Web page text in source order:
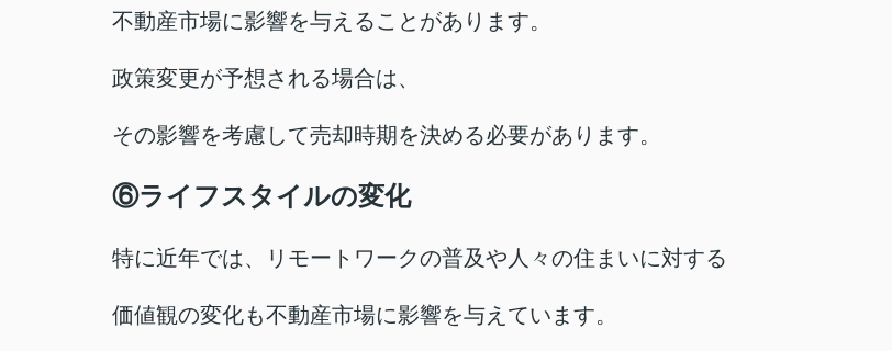
不動産市場に影響を与えることがあります。
政策変更が予想される場合は、
その影響を考慮して売却時期を決める必要があります。
⑥ライフスタイルの変化
特に近年では、リモートワークの普及や人々の住まいに対する
価値観の変化も不動産市場に影響を与えています。